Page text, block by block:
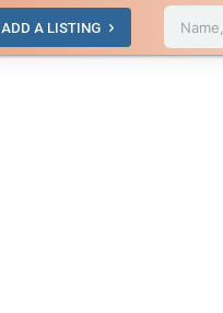
ADD A LISTING